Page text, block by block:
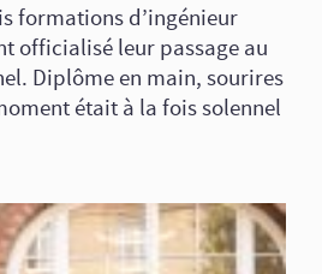
formations d’ingénieur
officialisé leur passage au
Diplôme en main, sourires
était à la fois solennel